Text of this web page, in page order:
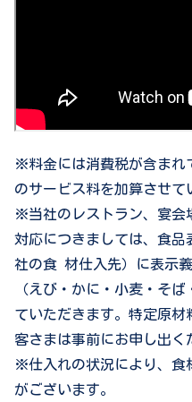
※料金には消費税が含まれ
のサービス料を加算させて
※当社のレストラン、宴会
対応につきましては、食品
社の食 材仕入先）に表示
（えび・かに・小麦・そ
ていただきます。特定原
客さまは事前にお申し出く
※仕入れの状況により、食
がございます。